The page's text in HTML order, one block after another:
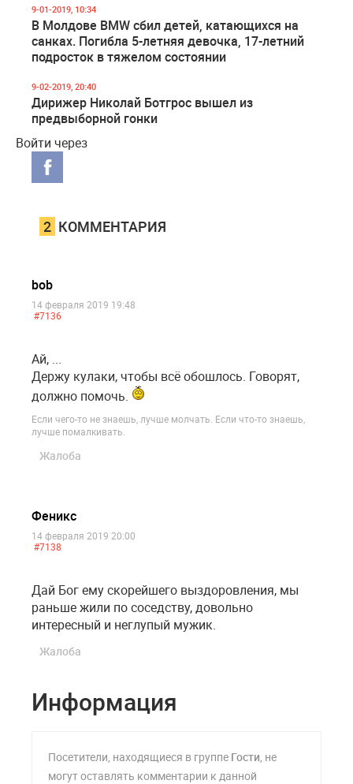
9-01-2019, 10:34
В Молдове BMW сбил детей, катающихся на
санках. Погибла 5-летняя девочка, 17-летний
подросток в тяжелом состоянии
9-02-2019, 20:40
Дирижер Николай Ботгрос вышел из
предвыборной гонки
Войти через
2 КОММЕНТАРИЯ
bob
14 февраля 2019 19:48
#7136
Ай, ...
Держу кулаки, чтобы всё обошлось. Говорят,
должно помочь.
Если чего-то не знаешь, лучше молчать. Если что-то знаешь,
лучше помалкивать.
Жалоба
Феникс
14 февраля 2019 20:00
#7138
Дай Бог ему скорейшего выздоровления, мы
раньше жили по соседству, довольно
интересный и неглупый мужик.
Жалоба
Информация
Посетители, находящиеся в группе Гости, не
могут оставлять комментарии к данной